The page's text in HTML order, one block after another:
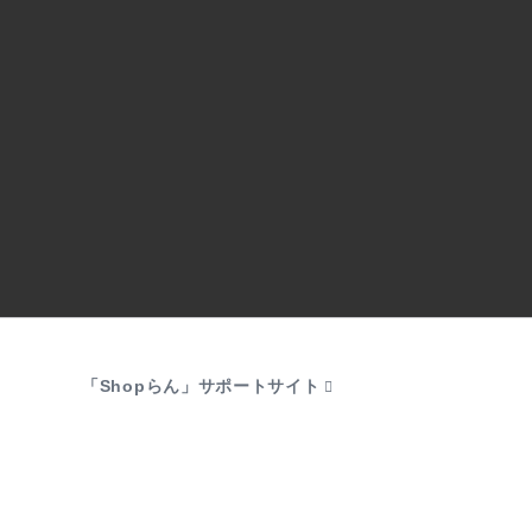
「Shopらん」サポートサイト